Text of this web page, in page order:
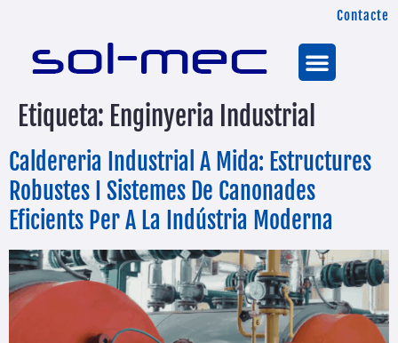
Contacte
Etiqueta: Enginyeria Industrial
Caldereria Industrial A Mida: Estructures
Robustes I Sistemes De Canonades
Eficients Per A La Indústria Moderna